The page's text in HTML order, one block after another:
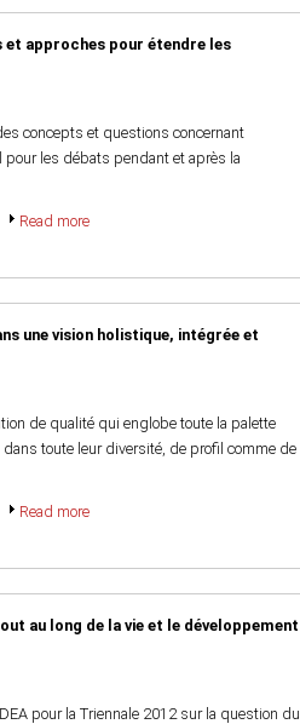
et approches pour étendre les
concepts et questions concernant
pour les débats pendant et après la
Read more
une vision holistique, intégrée et
de qualité qui englobe toute la palette
toute leur diversité, de profil comme de
Read more
au long de la vie et le développement
pour la Triennale 2012 sur la question du